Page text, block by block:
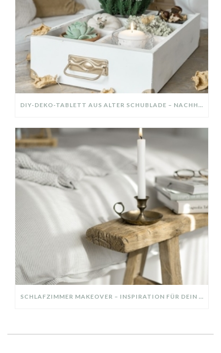
DIY-DEKO-TABLETT AUS ALTER SCHUBLADE – NACHHALTIGE HERBSTDEKO SELBER MACHEN!
SCHLAFZIMMER MAKEOVER – INSPIRATION FÜR DEIN SCHLAFZIMMER: AUS ALT MACH NEU – HELL, GEMÜTLICH UND EINLADEND